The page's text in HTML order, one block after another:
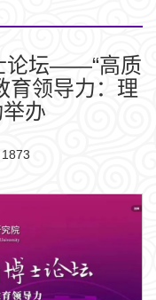
论坛——“高质
育领导力：理
办
1873